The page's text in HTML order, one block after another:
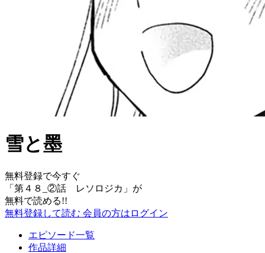
雪と墨
無料登録で今すぐ
「 第４８_②話 レソロジカ 」が
無料で読める!!
無料登録して読む 会員の方はログイン
エピソード一覧
作品詳細